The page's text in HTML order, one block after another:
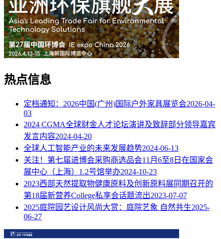
热点信息
定档通知：2026中国(广州)国际户外家具展览会2026-04-
03
2024 CGMA全球财金人才论坛演讲及致辞部分领导嘉宾
发言内容2024-04-20
全球人工智能产业的未来发展趋势2024-06-13
关注！第七届进博会采购商选品会11月6至8日在国家会
展中心（上海）1.2号馆举办2024-10-23
2023西部天然提取物健康原料及创新原料展同期召开的
第18届新营养College私享会话题流出2023-07-07
2025庭院园艺设计风尚大赏：庭院艺象 自然共生2025-
06-27